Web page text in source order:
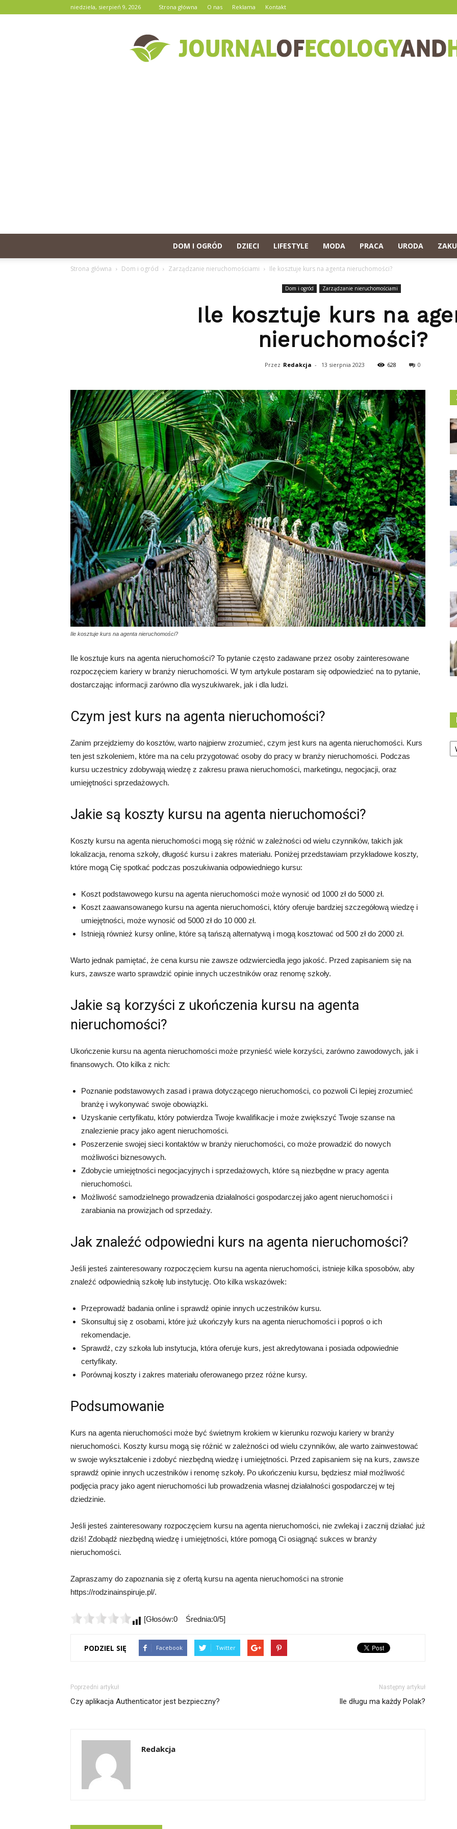
niedziela, sierpień 9, 2026 Strona główna O nas Reklama Kontakt
DOM I OGRÓD DZIECI LIFESTYLE MODA PRACA URODA
Strona główna Dom i ogród Zarządzanie nieruchomościami Ile kosztuje kurs na agenta nieruchomości?
Dom i ogród Zarządzanie nieruchomościami
Ile kosztuje kurs na
nieruchomości?
Przez Redakcja - 13 sierpnia 2023 628 0
Ile kosztuje kurs na agenta nieruchomości?
Ile kosztuje kurs na agenta nieruchomości? To pytanie często zadawane przez osoby zainteresowane
rozpoczęciem kariery w branży nieruchomości. W tym artykule postaram się odpowiedzieć na to pytanie,
dostarczając informacji zarówno dla wyszukiwarek, jak i dla ludzi.
Czym jest kurs na agenta nieruchomości?
Zanim przejdziemy do kosztów, warto najpierw zrozumieć, czym jest kurs na agenta nieruchomości. Kurs
ten jest szkoleniem, które ma na celu przygotować osoby do pracy w branży nieruchomości. Podczas
kursu uczestnicy zdobywają wiedzę z zakresu prawa nieruchomości, marketingu, negocjacji, oraz
umiejętności sprzedażowych.
Jakie są koszty kursu na agenta nieruchomości?
Koszty kursu na agenta nieruchomości mogą się różnić w zależności od wielu czynników, takich jak
lokalizacja, renoma szkoły, długość kursu i zakres materiału. Poniżej przedstawiam przykładowe koszty,
które mogą Cię spotkać podczas poszukiwania odpowiedniego kursu:
Koszt podstawowego kursu na agenta nieruchomości może wynosić od 1000 zł do 5000 zł.
Koszt zaawansowanego kursu na agenta nieruchomości, który oferuje bardziej szczegółową wiedzę i
umiejętności, może wynosić od 5000 zł do 10 000 zł.
Istnieją również kursy online, które są tańszą alternatywą i mogą kosztować od 500 zł do 2000 zł.
Warto jednak pamiętać, że cena kursu nie zawsze odzwierciedla jego jakość. Przed zapisaniem się na
kurs, zawsze warto sprawdzić opinie innych uczestników oraz renomę szkoły.
Jakie są korzyści z ukończenia kursu na agenta
nieruchomości?
Ukończenie kursu na agenta nieruchomości może przynieść wiele korzyści, zarówno zawodowych, jak i
finansowych. Oto kilka z nich:
Poznanie podstawowych zasad i prawa dotyczącego nieruchomości, co pozwoli Ci lepiej zrozumieć
branżę i wykonywać swoje obowiązki.
Uzyskanie certyfikatu, który potwierdza Twoje kwalifikacje i może zwiększyć Twoje szanse na
znalezienie pracy jako agent nieruchomości.
Poszerzenie swojej sieci kontaktów w branży nieruchomości, co może prowadzić do nowych
możliwości biznesowych.
Zdobycie umiejętności negocjacyjnych i sprzedażowych, które są niezbędne w pracy agenta
nieruchomości.
Możliwość samodzielnego prowadzenia działalności gospodarczej jako agent nieruchomości i
zarabiania na prowizjach od sprzedaży.
Jak znaleźć odpowiedni kurs na agenta nieruchomości?
Jeśli jesteś zainteresowany rozpoczęciem kursu na agenta nieruchomości, istnieje kilka sposobów, aby
znaleźć odpowiednią szkołę lub instytucję. Oto kilka wskazówek:
Przeprowadź badania online i sprawdź opinie innych uczestników kursu.
Skonsultuj się z osobami, które już ukończyły kurs na agenta nieruchomości i poproś o ich
rekomendacje.
Sprawdź, czy szkoła lub instytucja, która oferuje kurs, jest akredytowana i posiada odpowiednie
certyfikaty.
Porównaj koszty i zakres materiału oferowanego przez różne kursy.
Podsumowanie
Kurs na agenta nieruchomości może być świetnym krokiem w kierunku rozwoju kariery w branży
nieruchomości. Koszty kursu mogą się różnić w zależności od wielu czynników, ale warto zainwestować
w swoje wykształcenie i zdobyć niezbędną wiedzę i umiejętności. Przed zapisaniem się na kurs, zawsze
sprawdź opinie innych uczestników i renomę szkoły. Po ukończeniu kursu, będziesz miał możliwość
podjęcia pracy jako agent nieruchomości lub prowadzenia własnej działalności gospodarczej w tej
dziedzinie.
Jeśli jesteś zainteresowany rozpoczęciem kursu na agenta nieruchomości, nie zwlekaj i zacznij działać już
dziś! Zdobądź niezbędną wiedzę i umiejętności, które pomogą Ci osiągnąć sukces w branży
nieruchomości.
Zapraszamy do zapoznania się z ofertą kursu na agenta nieruchomości na stronie
https://rodzinainspiruje.pl/.
[Głosów:0 Średnia:0/5]
PODZIEL SIĘ Facebook Twitter
Poprzedni artykuł
Czy aplikacja Authenticator jest bezpieczny?
Następny artykuł
Ile długu ma każdy Polak?
Redakcja